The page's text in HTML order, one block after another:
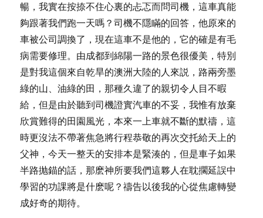
暢，我實在按捺不住心裏的忐忑而問司機，這車真能
夠跟著我們跑一天嗎？司機不隱瞞的回答，他原來的
車被公司調換了，現在這車不是他的，它的確是有毛
病需要修理。由成都到綿陽一路的景色很優美，特別
是對我這個來自乾旱的澳洲大陸的人來説，路兩旁墨
綠的山、油綠的田，那種久違了的親切令人目不暇
給，但是由於聽到司機證實汽車的不妥，我惟有放棄
欣賞難得的田園風光，本來一上車就不斷的默禱，這
時更沒法不帶著焦急將行程恭敬的再次交托給天上的
父神，今天一整天的安排本是緊湊的，但是車子如果
半路抛錨的話，那麽神所要我們這夥人在耽擱延誤中
學習的功課將是什麽呢？禱告以後我的心從焦慮轉變
成好奇的期待。